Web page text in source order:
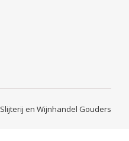
Slijterij en Wijnhandel Gouders